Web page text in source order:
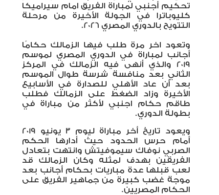
تحكيم أجنبي لمباراة الفريق امام سيراميكا
كليوباترا في الجولة الأخيرة من مرحلة
التتويح بالدوري المصري 2026.
وتعود اخر مرة طلب فيها الزمالك حكامًا
أجانب لمباراة في الدوري المصري لموسم
2019 والذي أنهى فيه الزمالك في المركز
الثاني بعد منافسة شرسة طوال الموسم
بعد أن عاد الأهلي للصدارة في الأسابيع
الأخيرة وزاد الضغط على الزمالك فطلب
طاقم حكام اجنبي لأكثر من مباراة في
بطولة الدوري.
ويعود تاريخ أخر مباراة ليوم 3 يونيو 2019
أمام حرس الحدود حيث أدارها الحكم
الصربي نوفاك سيموفيتش وانتهت بتعادل
الفريقين بهدف لمثله وكان الزمالك قد
لعب قبلها عدة مباريات بحكام أجانب بعد
موجة غضب كبيرة من جماهير الفريق على
الحكام المصريين.